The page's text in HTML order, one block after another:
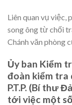
Liên quan vụ việc,
song ông từ chối
Chánh văn phòng
Ủy ban Kiểm
đoàn kiểm tra
P.T.P. (Bí thư
tới việc một